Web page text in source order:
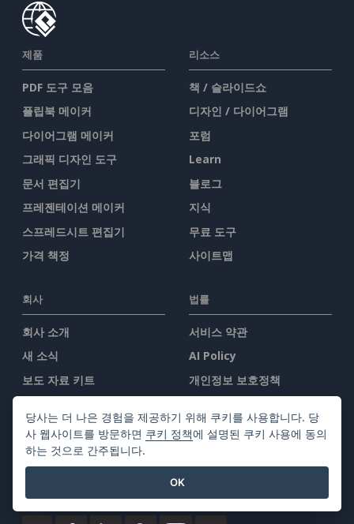
제품
PDF 도구 모음
플립북 메이커
다이어그램 메이커
그래픽 디자인 도구
문서 편집기
프레젠테이션 메이커
스프레드시트 편집기
가격 책정
리소스
책 / 슬라이드쇼
디자인 / 다이어그램
포럼
Learn
블로그
지식
무료 도구
사이트맵
회사
회사 소개
새 소식
보도 자료 키트
법률
서비스 약관
AI Policy
개인정보 보호정책
보안 개요
당사는 더 나은 경험을 제공하기 위해 쿠키를 사용합니다. 당
사 웹사이트를 방문하면 쿠키 정책에 설명된 쿠키 사용에 동의
하는 것으로 간주됩니다.
OK